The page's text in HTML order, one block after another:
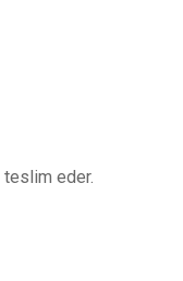
eder.